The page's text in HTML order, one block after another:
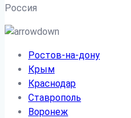
Россия
Ростов-на-дону
Крым
Краснодар
Ставрополь
Воронеж